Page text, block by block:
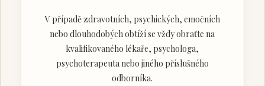
V případě zdravotních, psychických, emočních
nebo dlouhodobých obtíží se vždy obraťte na
kvalifikovaného lékaře, psychologa,
psychoterapeuta nebo jiného příslušného
odborníka.